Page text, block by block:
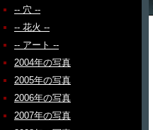
-- 穴 --
-- 花火 --
-- アート --
2004年の写真
2005年の写真
2006年の写真
2007年の写真